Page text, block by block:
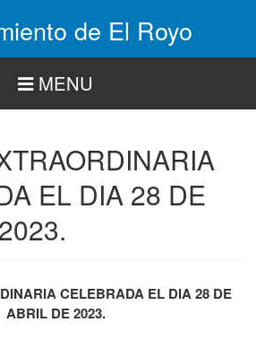
de El Royo
MENU
EL DIA 28 DE
CELEBRADA EL DIA 28 DE
ABRIL DE 2023.